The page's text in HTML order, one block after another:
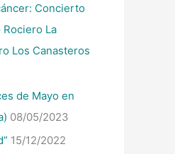
Concierto
La
Los Canasteros
de Mayo en
08/05/2023
15/12/2022